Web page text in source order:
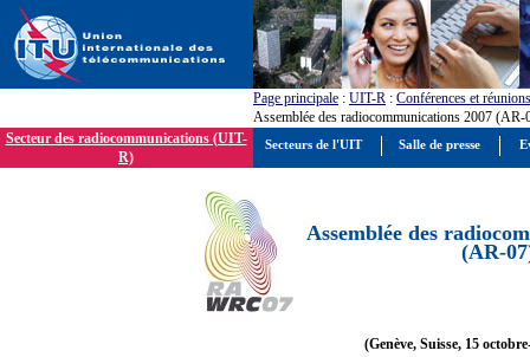
Page principale : UIT-R : Conférences et réunions
Assemblée des radiocommunications 2007 (AR-
Secteur des radiocommunications (UIT-
R)
Assemblée des
(AR-
(Genève, Suisse, 15
Secteurs de l'UIT Salle de presse